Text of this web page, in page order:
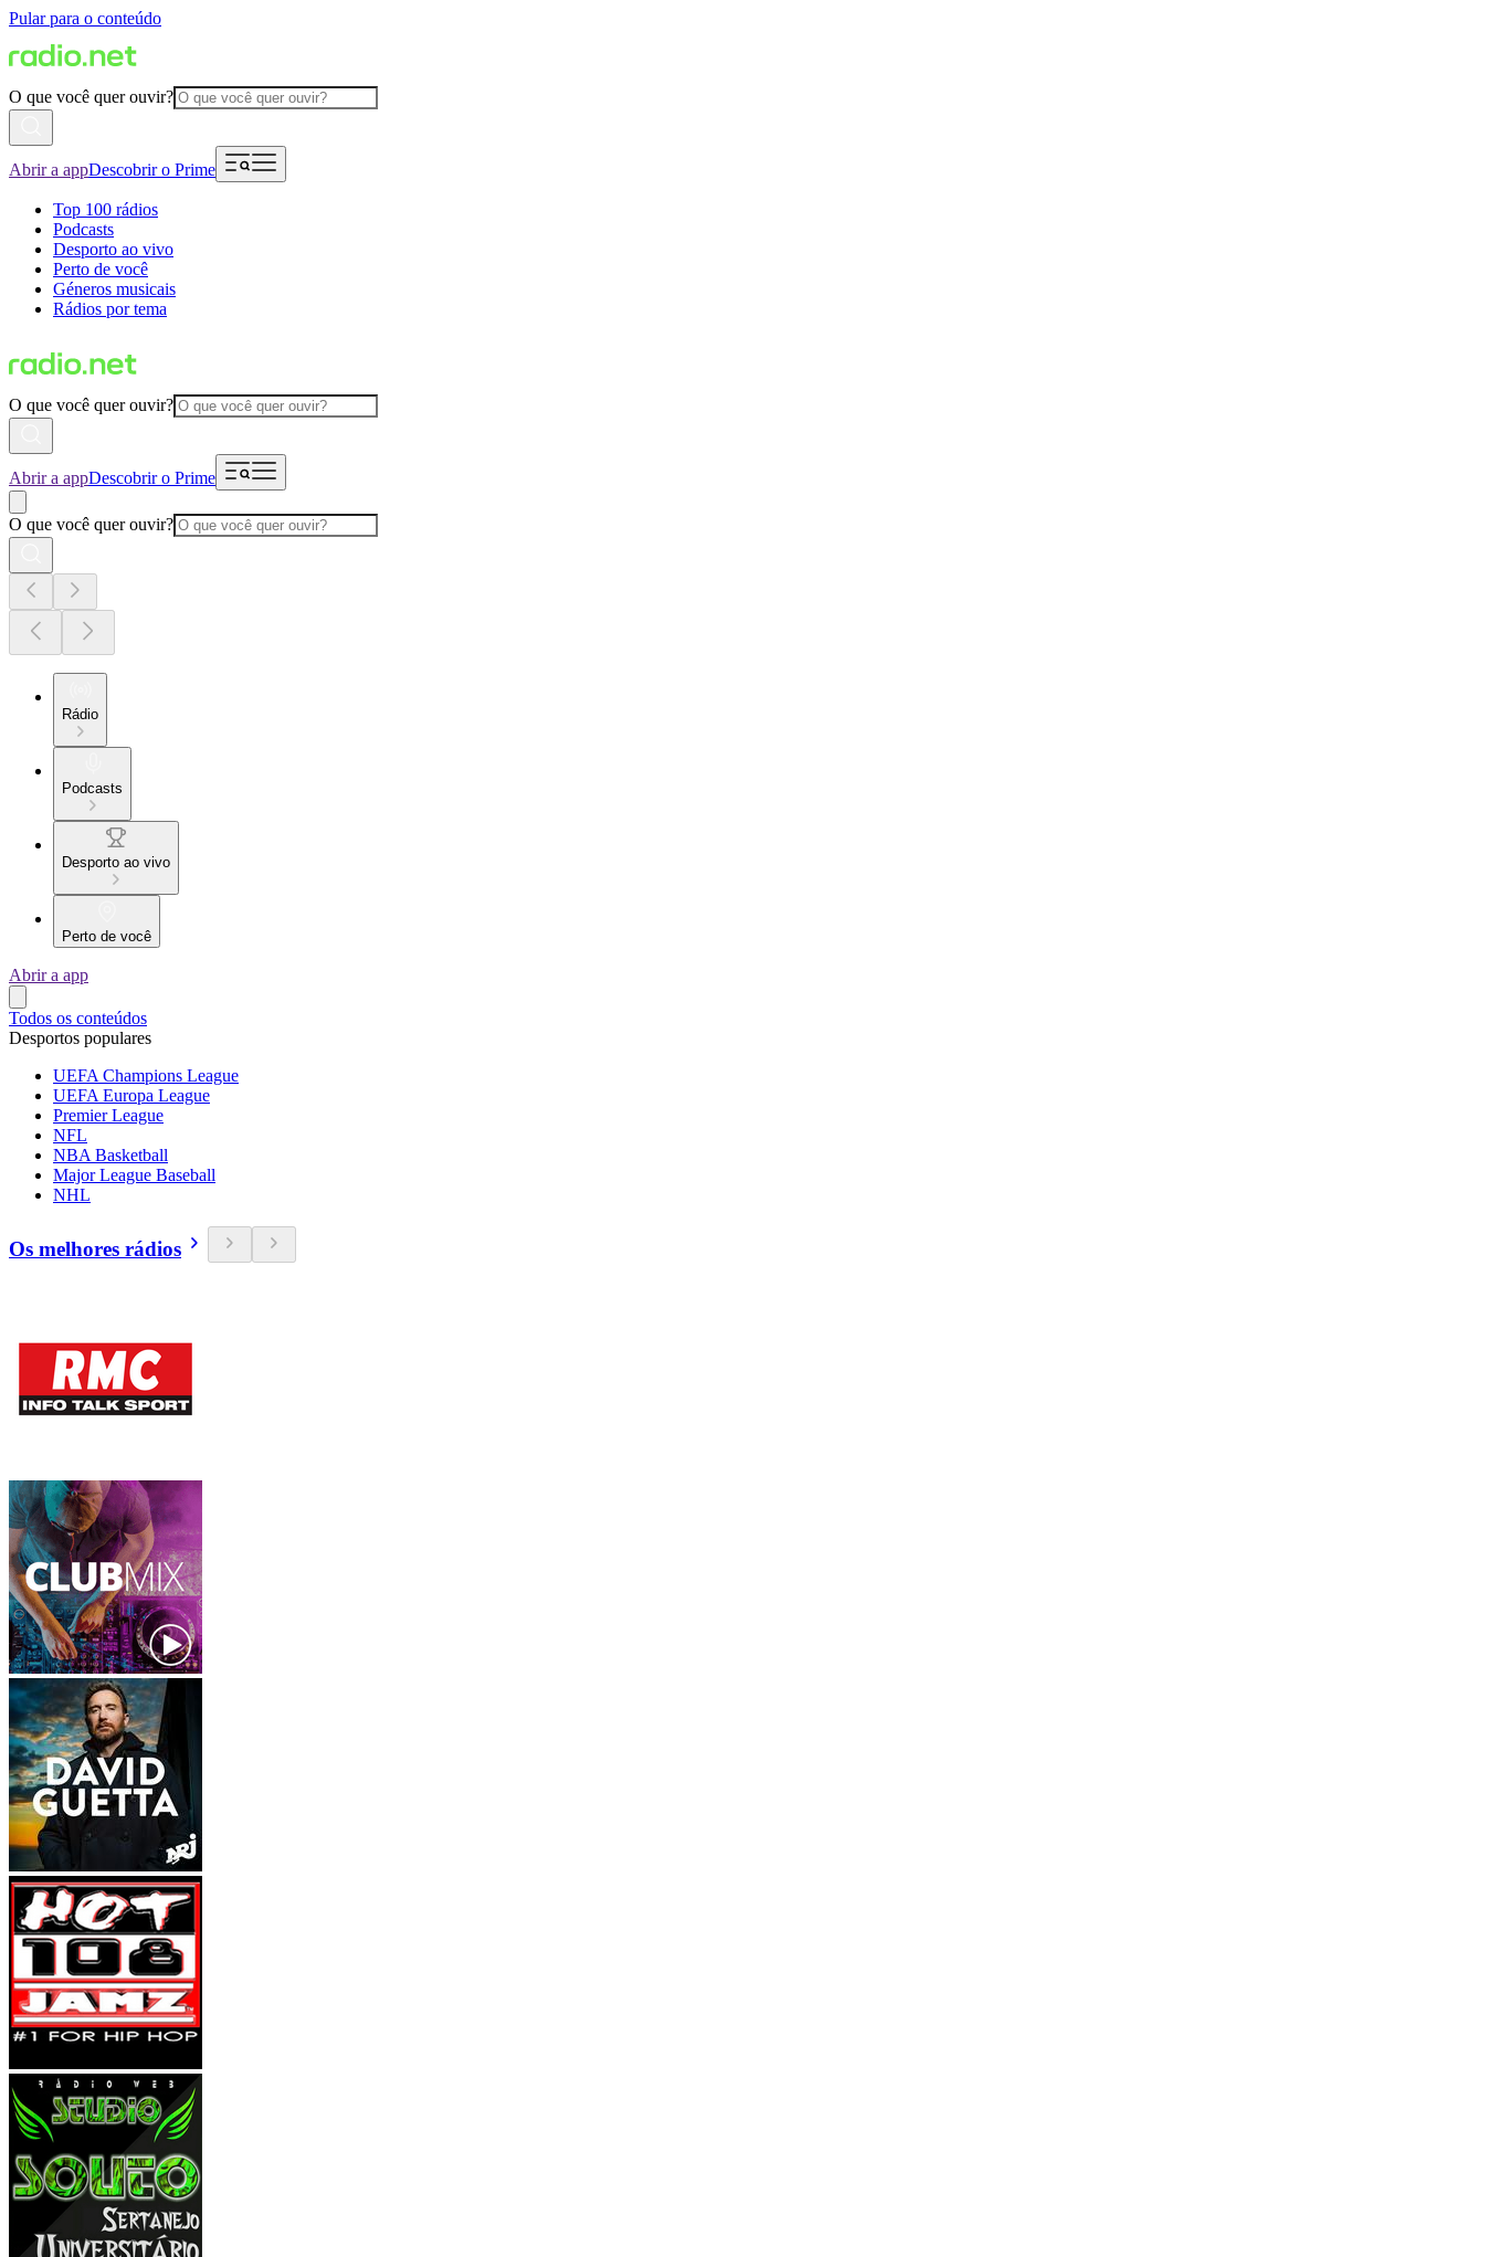
Pular para o conteúdo
O que você quer ouvir?
Abrir a appDescobrir o Prime
Top 100 rádios
Podcasts
Desporto ao vivo
Perto de você
Géneros musicais
Rádios por tema
O que você quer ouvir?
Abrir a appDescobrir o Prime
O que você quer ouvir?
Rádio
Podcasts
Desporto ao vivo
Perto de você
Abrir a app
Todos os conteúdos
Desportos populares
UEFA Champions League
UEFA Europa League
Premier League
NFL
NBA Basketball
Major League Baseball
NHL
Os melhores rádios